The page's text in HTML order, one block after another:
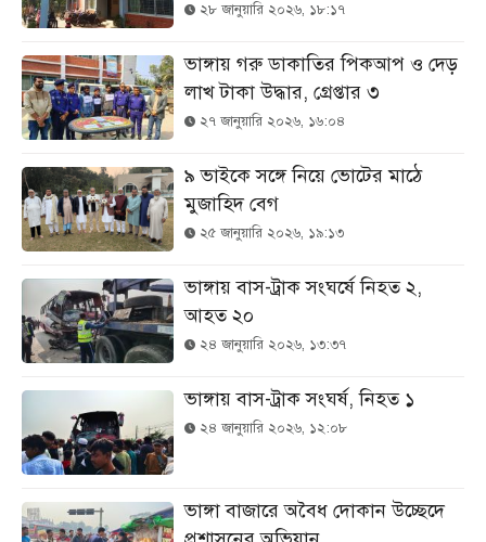
২৮ জানুয়ারি ২০২৬, ১৮:১৭
ভাঙ্গায় গরু ডাকাতির পিকআপ ও দেড়
লাখ টাকা উদ্ধার, গ্রেপ্তার ৩
২৭ জানুয়ারি ২০২৬, ১৬:০৪
৯ ভাইকে সঙ্গে নিয়ে ভোটের মাঠে
মুজাহিদ বেগ
২৫ জানুয়ারি ২০২৬, ১৯:১৩
ভাঙ্গায় বাস-ট্রাক সংঘর্ষে নিহত ২,
আহত ২০
২৪ জানুয়ারি ২০২৬, ১৩:৩৭
ভাঙ্গায় বাস-ট্রাক সংঘর্ষ, নিহত ১
২৪ জানুয়ারি ২০২৬, ১২:০৮
ভাঙ্গা বাজারে অবৈধ দোকান উচ্ছেদে